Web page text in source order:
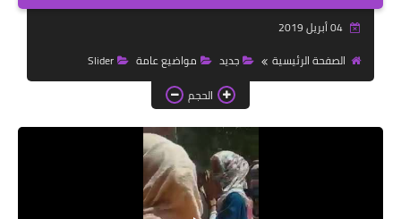
خواطر بالعامية
خواطر قصصية
صور
علوم وبحوث
فيديو
04 أبريل 2019
الصفحة الرئيسية
جديد مواضيع عامة
Slider
الحجم